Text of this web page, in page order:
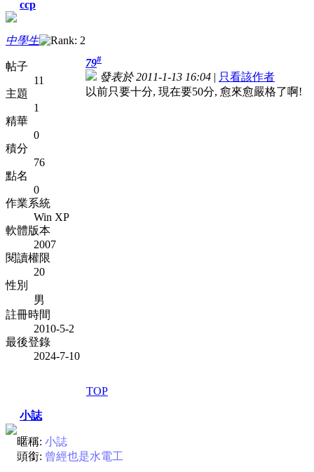
ccp
中學生
帖子
11
主題
1
精華
0
積分
76
點名
0
作業系統
Win XP
軟體版本
2007
閱讀權限
20
性別
男
註冊時間
2010-5-2
最後登錄
2024-7-10
79#
發表於 2011-1-13 16:04 | 只看該作者
以前只要十分, 現在要50分, 愈來愈嚴格了啊!
TOP
小誌
暱稱: 小誌
頭銜: 曾經也是水電工